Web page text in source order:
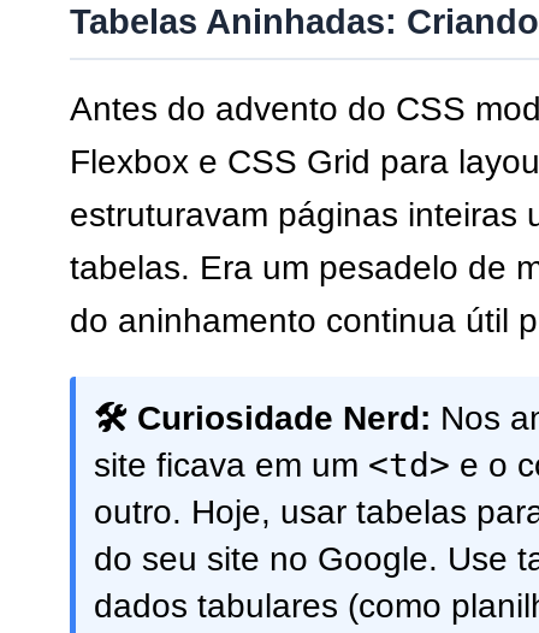
Tabelas Aninhadas:
Antes do advento do CSS
Flexbox e CSS Grid para
estruturavam páginas inteiras
tabelas. Era um pesadelo de
do aninhamento continua útil
🛠️ Curiosidade Nerd: Nos
site ficava em um <td> e o
outro. Hoje, usar tabelas
do seu site no Google. Use
dados tabulares (como